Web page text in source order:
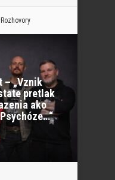
Rozhovory
– „Vznik
pretlak
ako